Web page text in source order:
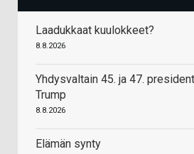
Laadukkaat kuulokkeet?
8.8.2026
Yhdysvaltain 45. ja 47.
Trump
8.8.2026
Elämän synty